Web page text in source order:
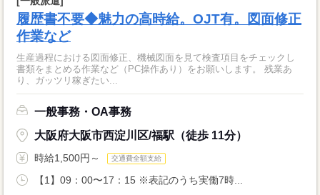
履歴書不要◆魅力の高時給。OJT有。図面修正
作業など
生産過程における図面修正、機械図面を見て検査項目をチェックし
書類をまとめる作業など（PC操作あり）をお願いします。 残業あ
り、ガッツリ稼ぎたい...
一般事務・OA事務
大阪府大阪市西淀川区/福駅（徒歩 11分）
時給1,500円～ 交通費全額支給
【1】09：00〜17：15 ※表記のうち実働7時...